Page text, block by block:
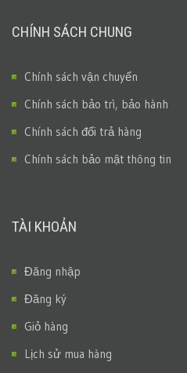
CHÍNH SÁCH CHUNG
Chính sách vận chuyển
Chính sách bảo trì, bảo hành
Chính sách đổi trả hàng
Chính sách bảo mật thông tin
TÀI KHOẢN
Đăng nhập
Đăng ký
Giỏ hàng
Lịch sử mua hàng